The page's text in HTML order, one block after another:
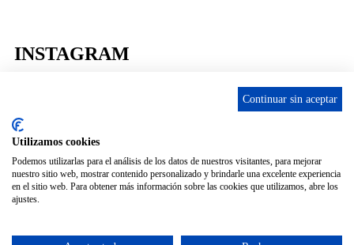
INSTAGRAM
ENLACES
Contacta
Adopta un perro
Continuar sin aceptar
Utilizamos cookies
Podemos utilizarlas para el análisis de los datos de nuestros visitantes, para mejorar
nuestro sitio web, mostrar contenido personalizado y brindarle una excelente experiencia
en el sitio web. Para obtener más información sobre las cookies que utilizamos, abre los
ajustes.